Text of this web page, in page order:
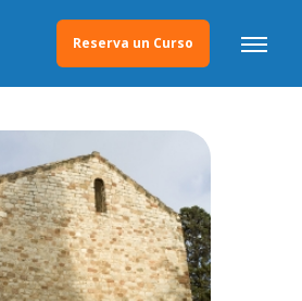
Reserva un Curso